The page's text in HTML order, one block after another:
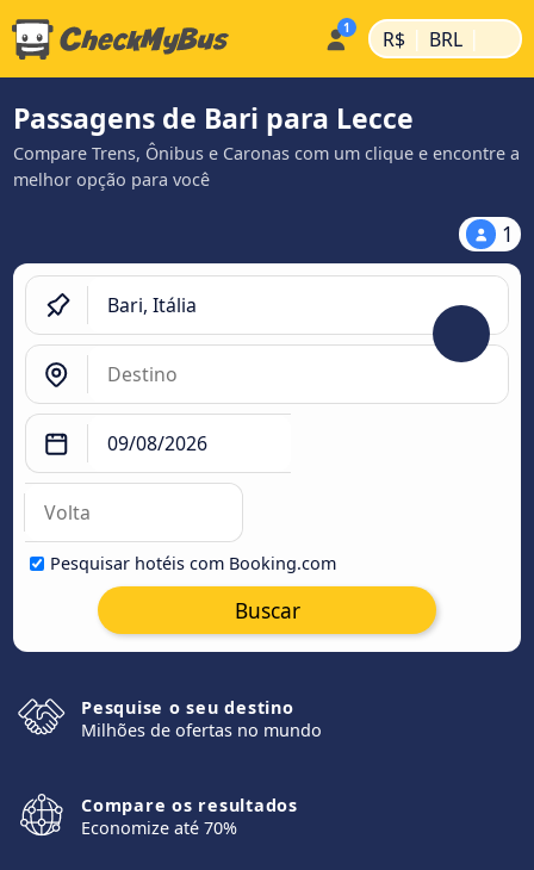
R$ | BRL |
Passagens de Bari para Lecce
Compare Trens, Ônibus e Caronas com um clique e encontre a
melhor opção para você
1
Pesquisar hotéis com Booking.com
Buscar
Pesquise o seu destino
Milhões de ofertas no mundo
Compare os resultados
Economize até 70%